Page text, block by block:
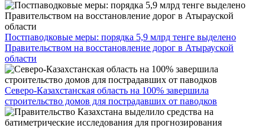
Постпаводковые меры: порядка 5,9 млрд тенге выделено
Правительством на восстановление дорог в Атырауской
области
Cеверо-Казахстанская область на 100% завершила
строительство домов для пострадавших от паводков